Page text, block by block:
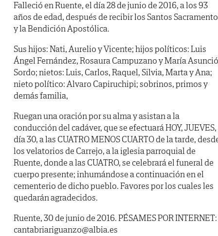
Falleció en Ruente, el día 28 de junio de 2016, a los 93
años de edad, después de recibir los Santos
y la Bendición Apostólica.
Sus hijos: Nati, Aurelio y Vicente; hijos políticos: Luis
Ángel Fernández, Rosaura Campuzano y María
Sordo; nietos: Luis, Carlos, Raquel, Silvia, Marta y Ana;
nieto político: Alvaro Capiruchipi; sobrinos, primos y
demás familia,
Ruegan una oración por su alma y asistan a la
conducción del cadáver, que se efectuará HOY, JUEVES,
día 30, a las CUATRO MENOS CUARTO de la tarde,
los velatorios de Carrejo, a la iglesia parroquial de
Ruente, donde a las CUATRO, se celebrará el funeral de
cuerpo presente; inhumándose a continuación en el
cementerio de dicho pueblo. Favores por los cuales les
quedarán agradecidos.
Ruente, 30 de junio de 2016. PÉSAMES POR INTERNET:
cantabriariguanzo@albia.es